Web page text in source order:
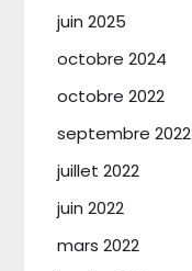
juin 2025
octobre 2024
octobre 2022
septembre 2022
juillet 2022
juin 2022
mars 2022